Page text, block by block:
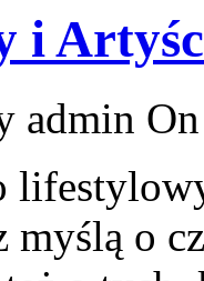
i
admin
myślą o